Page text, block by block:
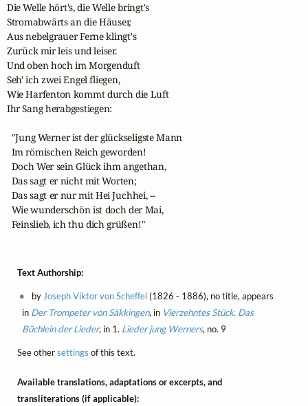
Die Welle hört's, die Welle bringt's
Stromabwärts an die Häuser,
Aus nebelgrauer Ferne klingt's
Zurück mir leis und leiser.
Und oben hoch im Morgenduft
Seh' ich zwei Engel fliegen,
Wie Harfenton kommt durch die Luft
Ihr Sang herabgestiegen:
  "Jung Werner ist der glückseligste Mann
  Im römischen Reich geworden!
  Doch Wer sein Glück ihm angethan,
  Das sagt er nicht mit Worten;
  Das sagt er nur mit Hei Juchhei, --
  Wie wunderschön ist doch der Mai,
  Feinslieb, ich thu dich grüßen!"
Text Authorship:
by Joseph Viktor von Scheffel(1826 - 1886), no title, appears
in Der Trompeter von Säkkingen, in Vierzehntes Stück. Das
Büchlein der Lieder, in 1. Lieder jung Werners, no. 9
See othersettings of this text.
Available translations, adaptations or excerpts, and
transliterations (if applicable):